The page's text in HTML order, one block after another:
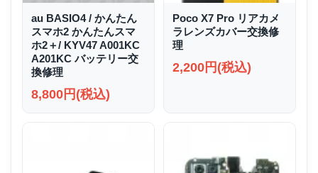
au BASIO4 / かんたん
スマホ2 かんたんスマ
ホ2＋/ KYV47 A001KC
A201KC バッテリー交
換修理
8,800円(税込)
Poco X7 Pro リアカメ
ラレンズカバー交換修
理
2,200円(税込)